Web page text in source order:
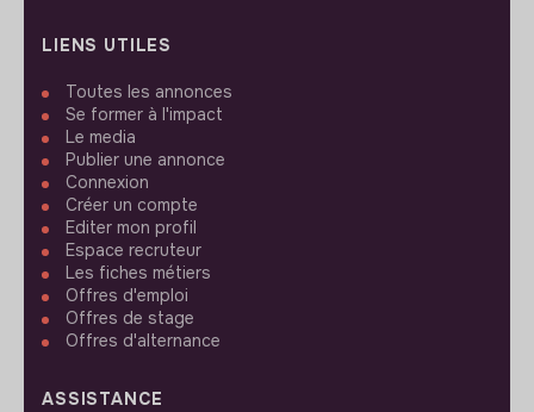
LIENS UTILES
Toutes les annonces
Se former à l'impact
Le media
Publier une annonce
Connexion
Créer un compte
Editer mon profil
Espace recruteur
Les fiches métiers
Offres d'emploi
Offres de stage
Offres d'alternance
ASSISTANCE